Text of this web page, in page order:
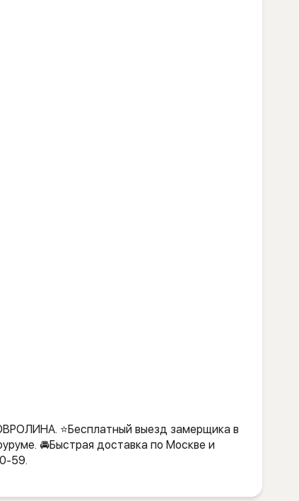
⭐️Бесплатный выезд замерщика в
🚘Быстрая доставка по Москве и
59.